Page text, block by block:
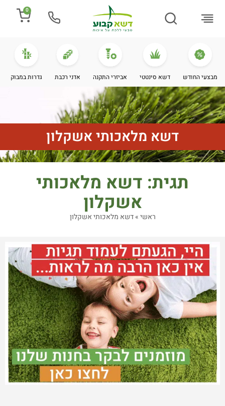
0
מבצעי החודש דשא סינטטי אביזרי התקנה אדני רכבת גדרות במבוק
דשא מלאכותי אשקלון
תגית: דשא מלאכותי
אשקלון
ראשי»דשא מלאכותי אשקלון